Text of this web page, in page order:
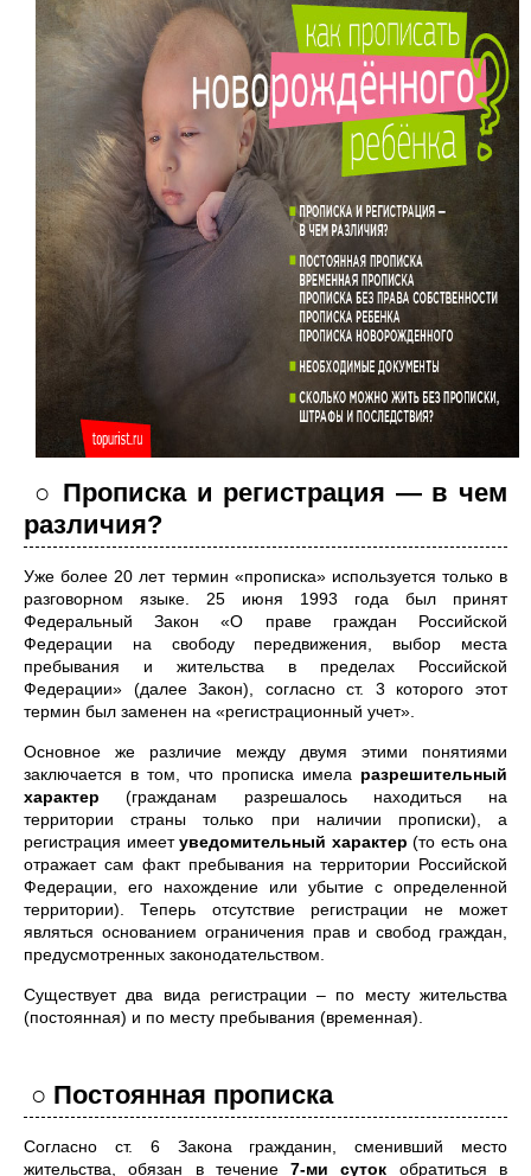
○ Прописка и регистрация — в чем
различия?
Уже более 20 лет термин «прописка» используется только в
разговорном языке. 25 июня 1993 года был принят
Федеральный Закон «О праве граждан Российской
Федерации на свободу передвижения, выбор места
пребывания и жительства в пределах Российской
Федерации» (далее Закон), согласно ст. 3 которого этот
термин был заменен на «регистрационный учет».
Основное же различие между двумя этими понятиями
заключается в том, что прописка имела разрешительный
характер (гражданам разрешалось находиться на
территории страны только при наличии прописки), а
регистрация имеетуведомительный характер (то есть она
отражает сам факт пребывания на территории Российской
Федерации, его нахождение или убытие с определенной
территории). Теперь отсутствие регистрации не может
являться основанием ограничения прав и свобод граждан,
предусмотренных законодательством.
Существует два вида регистрации – по месту жительства
(постоянная) и по месту пребывания (временная).
○ Постоянная прописка
Согласно ст. 6 Закона гражданин, сменивший место
жительства, обязан в течение7-ми суток обратиться в